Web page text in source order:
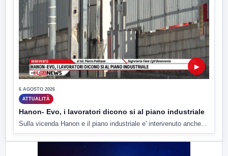
▶
6 AGOSTO 2026
ATTUALITÀ
Hanon- Evo, i lavoratori dicono si al piano industriale
Sulla vicenda Hanon e il piano industriale e' intervenuto anche...